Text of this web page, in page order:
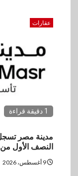
عقارات
1 دقيقة قراءة
النصف الأول من 2026